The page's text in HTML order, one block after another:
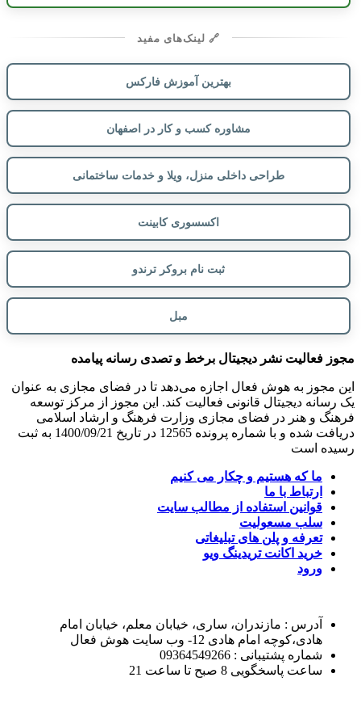
🔗 لینک‌های مفید
بهترین آموزش فارکس
مشاوره کسب و کار در اصفهان
طراحی داخلی منزل، ویلا و خدمات ساختمانی
اکسسوری کابینت
ثبت نام بروکر ترندو
مبل
مجوز فعالیت نشر دیجیتال برخط و تصدی رسانه پیامده
این مجوز به هوش فعال اجازه می‌دهد تا در فضای مجازی به عنوان
یک رسانه دیجیتال قانونی فعالیت کند. این مجوز از مرکز توسعه
فرهنگ و هنر در فضای مجازی وزارت فرهنگ و ارشاد اسلامی
دریافت شده و با شماره پرونده 12565 در تاریخ 1400/09/21 به ثبت
رسیده است
ما که هستیم و چکار می کنیم
ارتباط با ما
قوانین استفاده از مطالب سایت
سلب مسعولیت
تعرفه و پلن های تبلیغاتی
خرید اکانت تریدینگ ویو
ورود
آدرس : مازندران، ساری، خیابان معلم، خیابان امام
هادی،کوچه امام هادی 12- وب سایت هوش فعال
شماره پشتیبانی : 09364549266
ساعت پاسخگویی 8 صبح تا ساعت 21